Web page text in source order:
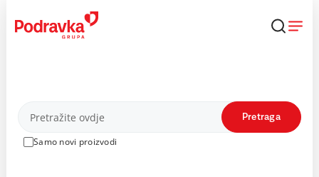
content
Proizvodi
Samo novi proizvodi
Pretraga